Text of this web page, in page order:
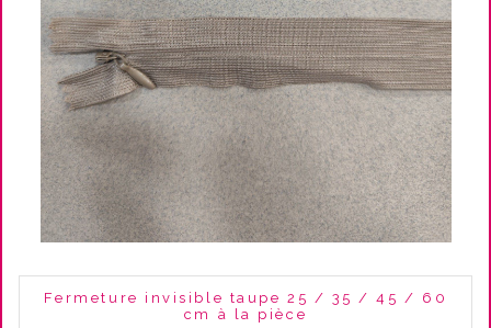
Fermeture invisible taupe 25 / 35 / 45 / 60
cm à la pièce